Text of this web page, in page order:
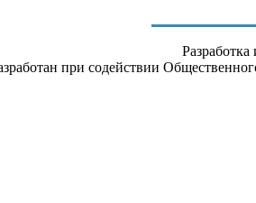
при содействии